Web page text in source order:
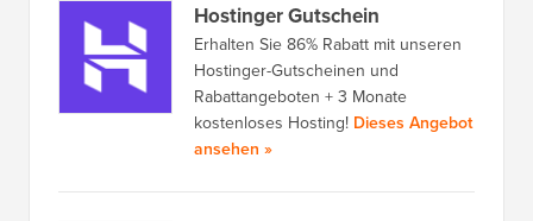
Hostinger Gutschein
Erhalten Sie 86% Rabatt mit unseren
Hostinger-Gutscheinen und
Rabattangeboten + 3 Monate
kostenloses Hosting! Dieses Angebot
ansehen »